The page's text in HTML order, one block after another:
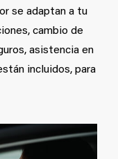
se adaptan a tu
cambio de
asistencia en
incluidos, para